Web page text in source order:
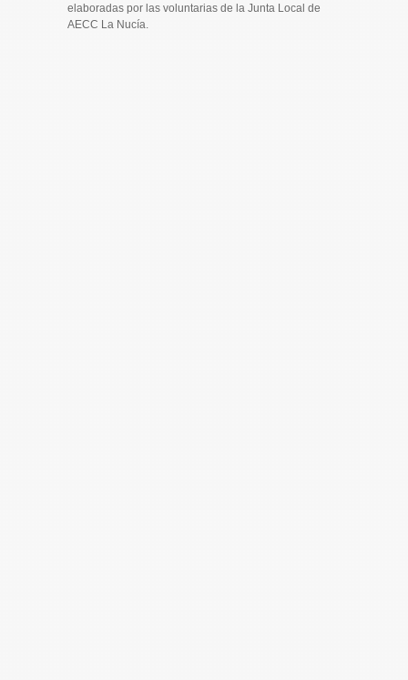
elaboradas por las voluntarias de la Junta Local de
AECC La Nucía.